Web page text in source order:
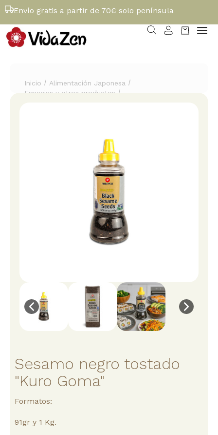
Envío gratis a partir de 70€ solo península
Inicio / Alimentación Japonesa /
Especias y otros productos /
Sesamo negro tostado
"Kuro Goma"
Formatos:
91gr y 1 Kg.